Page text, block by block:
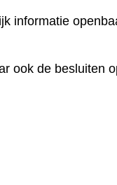
informatie
ook de besluiten